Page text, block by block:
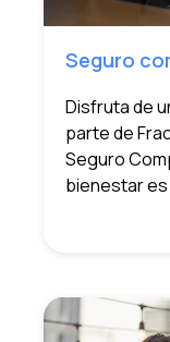
Seguro
Disfruta de
parte de
Seguro
bienestar